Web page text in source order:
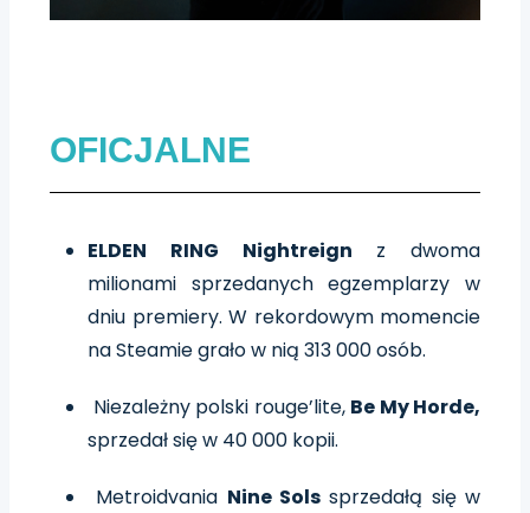
OFICJALNE
ELDEN RING Nightreign z dwoma
milionami sprzedanych egzemplarzy w
dniu premiery. W rekordowym momencie
na Steamie grało w nią 313 000 osób.
Niezależny polski rouge’lite, Be My Horde,
sprzedał się w 40 000 kopii.
Metroidvania Nine Sols sprzedałą się w